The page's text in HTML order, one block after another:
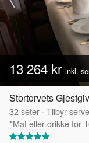
13 264 kr inkl.
Stortorvets
32seter · Tilbyr
*Mat eller drikke for